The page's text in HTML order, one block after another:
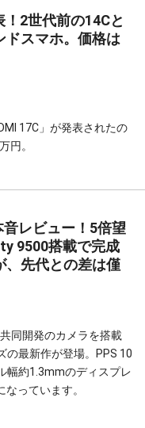
！2世代前の14Cと
ドスマホ。価格は
17C」が発表されたの
円。
レビュー！5倍望
9500搭載で完成
、先代との差は僅
同開発のカメラを搭載
の最新作が登場。PPS 10
幅約1.3mmのディスプレ
っています。